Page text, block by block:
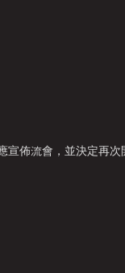
佈流會，並決定再